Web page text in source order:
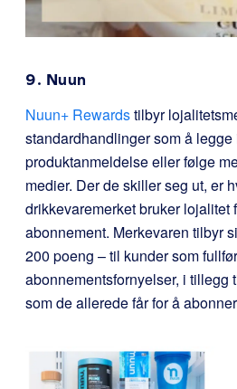
9. Nuun
Nuun+ Rewardstilbyr
standardhandlinger som å legge
produktanmeldelse eller følge
medier. Der de skiller seg ut, er
drikkevaremerket bruker lojalitet
abonnement. Merkevaren tilbyr
200 poeng – til kunder som
abonnementsfornyelser, i tillegg
som de allerede får for å